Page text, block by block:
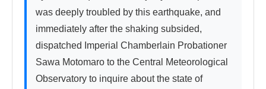
was deeply troubled by this earthquake, and
immediately after the shaking subsided,
dispatched Imperial Chamberlain Probationer
Sawa Motomaro to the Central Meteorological
Observatory to inquire about the state of